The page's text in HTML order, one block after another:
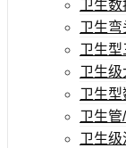
卫生
卫生弯
卫生型
卫生
卫生
卫生管
卫生级